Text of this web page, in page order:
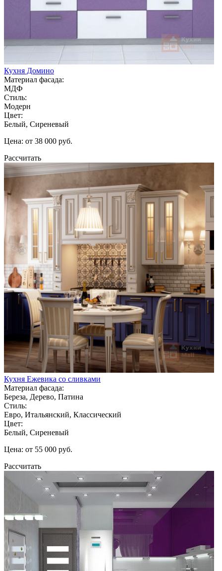
Кухня Домино
Материал фасада:
МДФ
Стиль:
Модерн
Цвет:
Белый, Сиреневый
Цена: от 38 000 руб.
Рассчитать
Кухня Ежевика со сливками
Материал фасада:
Береза, Дерево, Патина
Стиль:
Евро, Итальянский, Классический
Цвет:
Белый, Сиреневый
Цена: от 55 000 руб.
Рассчитать